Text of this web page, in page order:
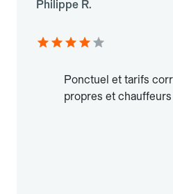
Philippe R.
Ponctuel et tarifs
propres et chauffeurs